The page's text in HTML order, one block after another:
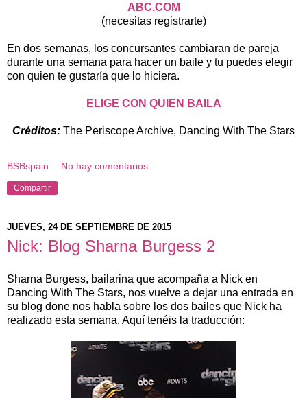
ABC.COM
(necesitas registrarte)
En dos semanas, los concursantes cambiaran de pareja
durante una semana para hacer un baile y tu puedes elegir
con quien te gustaría que lo hiciera.
ELIGE CON QUIEN BAILA
Créditos: The Periscope Archive, Dancing With The Stars
BSBspain No hay comentarios:
Compartir
JUEVES, 24 DE SEPTIEMBRE DE 2015
Nick: Blog Sharna Burgess 2
Sharna Burgess, bailarina que acompaña a Nick en
Dancing With The Stars, nos vuelve a dejar una entrada en
su blog done nos habla sobre los dos bailes que Nick ha
realizado esta semana. Aquí tenéis la traducción: